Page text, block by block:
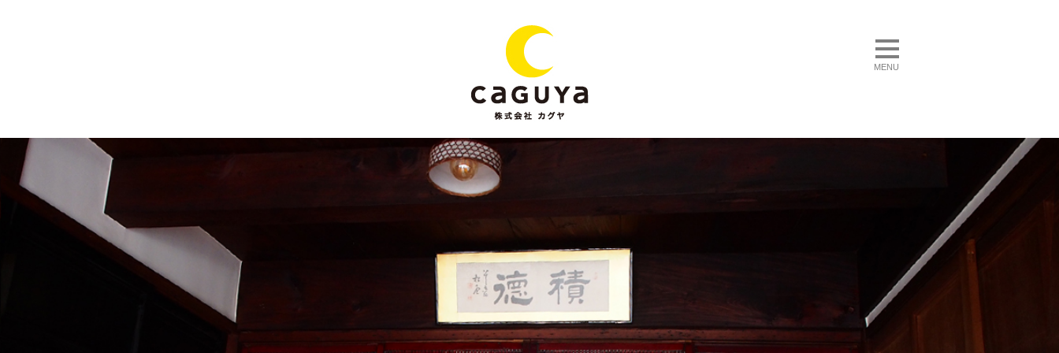
toggle navigation
MENU